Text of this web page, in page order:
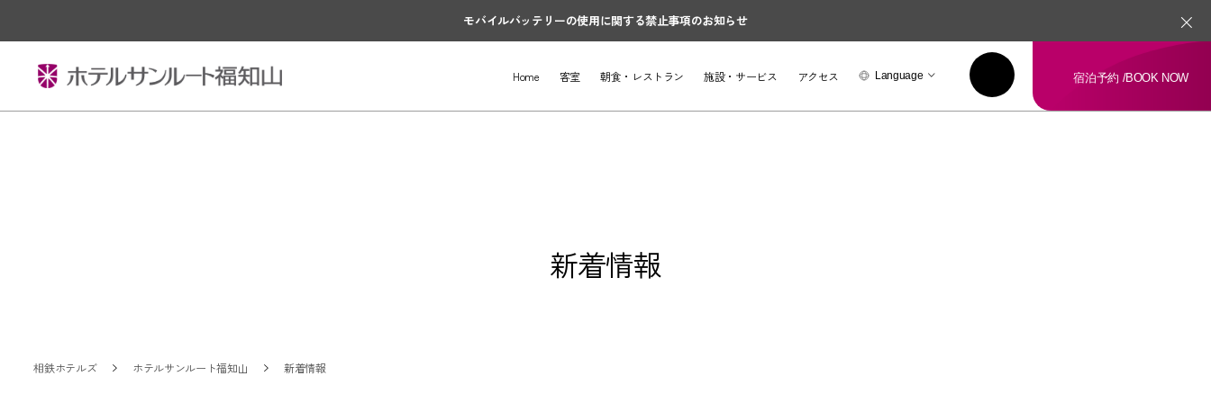
モバイルバッテリーの使用に関する禁止事項のお知らせ
Home 客室 朝食・レストラン 施設・サービス アクセス Language 宿泊予約 /BOOK NOW
新着情報
相鉄ホテルズ ホテルサンルート福知山 新着情報